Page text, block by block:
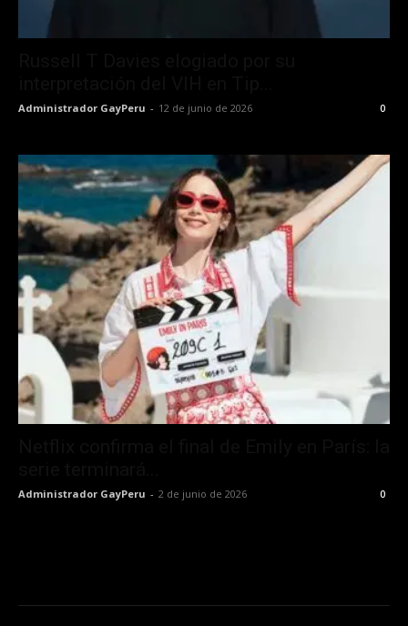
Administrador GayPeru - 12 de junio de 2026 0
Administrador GayPeru - 2 de junio de 2026 0